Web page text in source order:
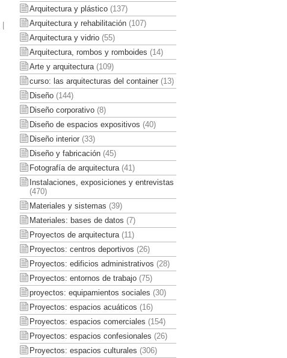
Arquitectura y plástico(137)
Arquitectura y rehabilitación(107)
Arquitectura y vidrio(55)
Arquitectura, rombos y romboides (14)
Arte y arquitectura(109)
curso: las arquitecturas del container(13)
Diseño(144)
Diseño corporativo(8)
Diseño de espacios expositivos (40)
Diseño interior(33)
Diseño y fabricación(45)
Fotografía de arquitectura(41)
Instalaciones, exposiciones y entrevistas
(470)
Materiales y sistemas (39)
Materiales: bases de datos (7)
Proyectos de arquitectura(11)
Proyectos: centros deportivos (26)
Proyectos: edificios administrativos (28)
Proyectos: entornos de trabajo(75)
proyectos: equipamientos sociales (30)
Proyectos: espacios acuáticos (16)
Proyectos: espacios comerciales (154)
Proyectos: espacios confesionales (26)
Proyectos: espacios culturales (306)